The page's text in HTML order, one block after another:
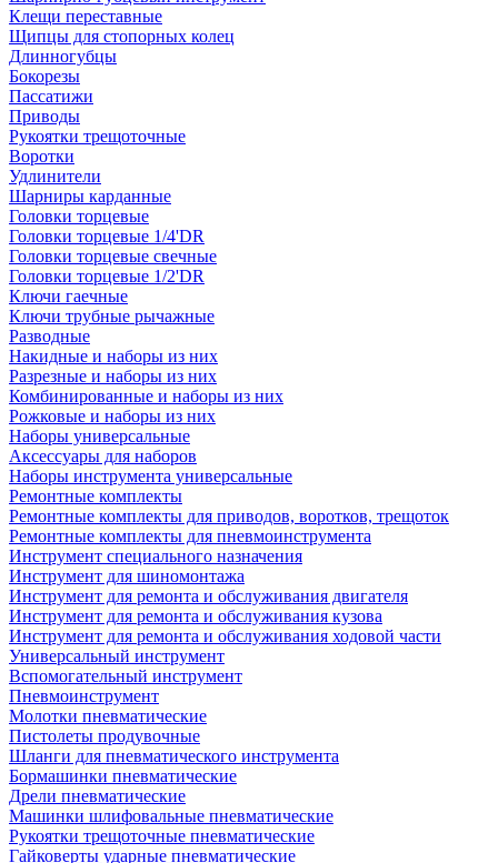
Клещи переставные
Щипцы для стопорных колец
Длинногубцы
Бокорезы
Пассатижи
Приводы
Рукоятки трещоточные
Воротки
Удлинители
Шарниры карданные
Головки торцевые
Головки торцевые 1/4'DR
Головки торцевые свечные
Головки торцевые 1/2'DR
Ключи гаечные
Ключи трубные рычажные
Разводные
Накидные и наборы из них
Разрезные и наборы из них
Комбинированные и наборы из них
Рожковые и наборы из них
Наборы универсальные
Аксессуары для наборов
Наборы инструмента универсальные
Ремонтные комплекты
Ремонтные комплекты для приводов, воротков, трещоток
Ремонтные комплекты для пневмоинструмента
Инструмент специального назначения
Инструмент для шиномонтажа
Инструмент для ремонта и обслуживания двигателя
Инструмент для ремонта и обслуживания кузова
Инструмент для ремонта и обслуживания ходовой части
Универсальный инструмент
Вспомогательный инструмент
Пневмоинструмент
Молотки пневматические
Пистолеты продувочные
Шланги для пневматического инструмента
Бормашинки пневматические
Дрели пневматические
Машинки шлифовальные пневматические
Рукоятки трещоточные пневматические
Гайковерты ударные пневматические